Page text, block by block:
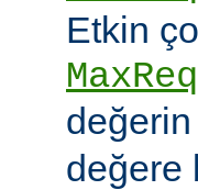
Etkin
değerin
değere